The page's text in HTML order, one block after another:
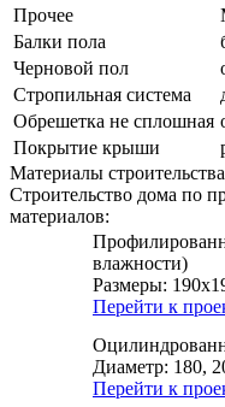
Прочее
Балки пола
Черновой пол
Стропильная система
Обрешетка не сплошная
Покрытие крыши
Материалы строительства
Строительство дома по
материалов:
влажности)
Размеры:
Перейти к
Диаметр: 180,
Перейти к